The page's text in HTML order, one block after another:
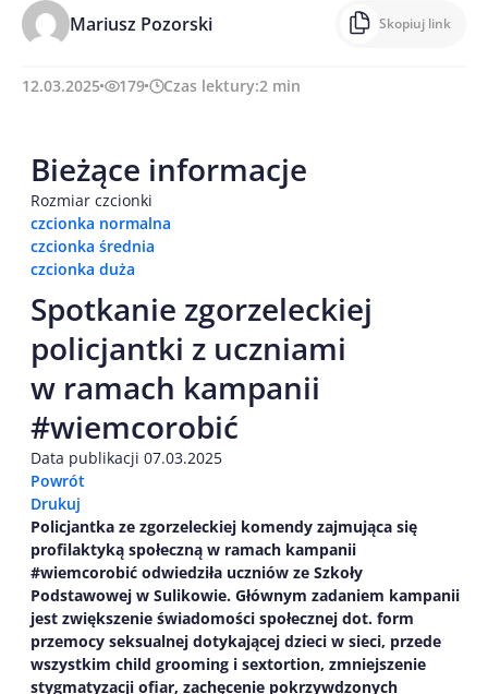
Mariusz Pozorski Skopiuj link
12.03.2025 179 Czas lektury:2 min
Bieżące informacje
Rozmiar czcionki
czcionka normalna
czcionka średnia
czcionka duża
Spotkanie zgorzeleckiej
policjantki z uczniami
w ramach kampanii
#wiemcorobić
Data publikacji 07.03.2025
Powrót
Drukuj
Policjantka ze zgorzeleckiej komendy zajmująca się
profilaktyką społeczną w ramach kampanii
#wiemcorobić odwiedziła uczniów ze Szkoły
Podstawowej w Sulikowie. Głównym zadaniem kampanii
jest zwiększenie świadomości społecznej dot. form
przemocy seksualnej dotykającej dzieci w sieci, przede
wszystkim child grooming i sextortion, zmniejszenie
stygmatyzacji ofiar, zachęcenie pokrzywdzonych